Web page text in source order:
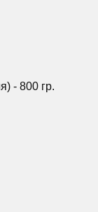
- 800 гр.